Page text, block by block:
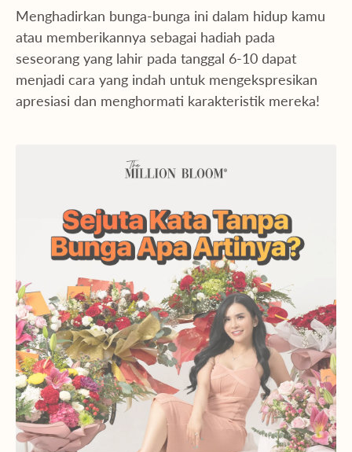
Menghadirkan bunga-bunga ini dalam hidup kamu
atau memberikannya sebagai hadiah pada
seseorang yang lahir pada tanggal 6-10 dapat
menjadi cara yang indah untuk mengekspresikan
apresiasi dan menghormati karakteristik mereka!